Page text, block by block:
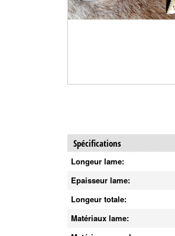
Spécifications
Longeur lame:
Epaisseur lame:
Longeur totale:
Matériaux lame: